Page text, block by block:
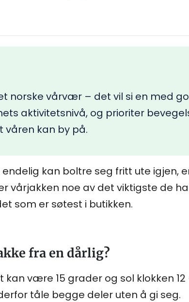
norske vårvær – det vil si en med
aktivitetsnivå, og prioriter
våren kan by på.
kan boltre seg fritt ute igjen,
vårjakken noe av det viktigste de
som er søtest i butikken.
fra en dårlig?
kan være 15 grader og sol klokken
tåle begge deler uten å gi seg.